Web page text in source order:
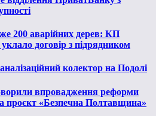
200 аварійних дерев: КП
договір з підрядником
колектор на Подолі
впровадження реформи
проєкт «Безпечна Полтавщина»